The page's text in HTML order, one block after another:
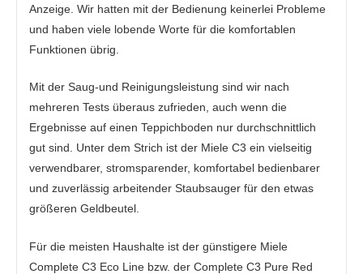
Anzeige. Wir hatten mit der Bedienung keinerlei Probleme
und haben viele lobende Worte für die komfortablen
Funktionen übrig.
Mit der Saug-und Reinigungsleistung sind wir nach
mehreren Tests überaus zufrieden, auch wenn die
Ergebnisse auf einen Teppichboden nur durchschnittlich
gut sind. Unter dem Strich ist der Miele C3 ein vielseitig
verwendbarer, stromsparender, komfortabel bedienbarer
und zuverlässig arbeitender Staubsauger für den etwas
größeren Geldbeutel.
Für die meisten Haushalte ist der günstigere Miele
Complete C3 Eco Line bzw. der Complete C3 Pure Red